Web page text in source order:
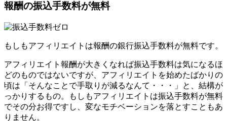
報酬の振込手数料が無料
もしもアフィリエイトは報酬の銀行振込手数料が無料です。
アフィリエイト報酬が大きくなれば振込手数料は気になるほ
どのものではないですが、アフィリエイトを始めたばかりの
頃は「そんなことで手取りが減るなんて・・・」と、結構が
っかりするもの。もしもアフィリエイトは振込手数料が無料
でその分お得ですし、変なモチベーションを落とすこともあ
りません。